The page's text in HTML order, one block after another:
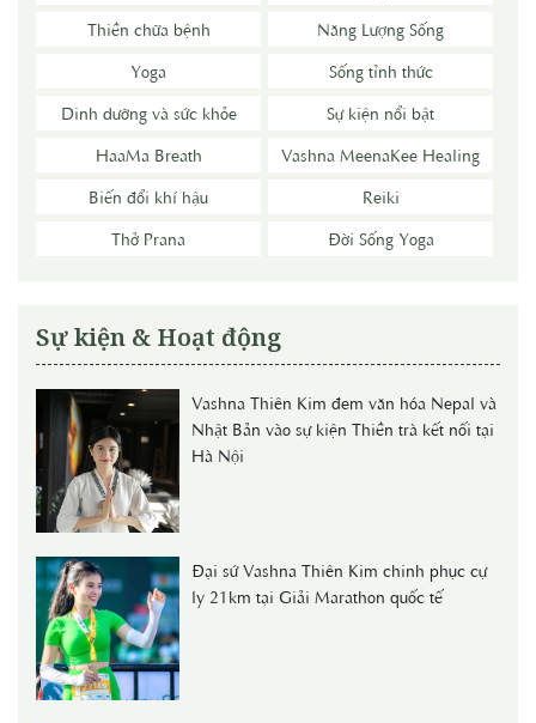
Thiền chữa bệnh
Năng Lượng Sống
Yoga
Sống tỉnh thức
Dinh dưỡng và sức khỏe
Sự kiện nổi bật
HaaMa Breath
Vashna MeenaKee Healing
Biến đổi khí hậu
Reiki
Thở Prana
Đời Sống Yoga
Sự kiện & Hoạt động
Vashna Thiên Kim đem văn hóa Nepal và
Nhật Bản vào sự kiện Thiền trà kết nối tại
Hà Nội
Đại sứ Vashna Thiên Kim chinh phục cự
ly 21km tại Giải Marathon quốc tế